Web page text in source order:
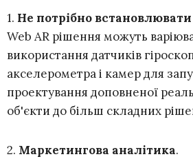
1. Не потрібно
Web AR рішення можуть
використання датчиків
акселерометра і камер для
проектування доповненої
об'єкти до більш складних
2. Маркетингова аналітика.